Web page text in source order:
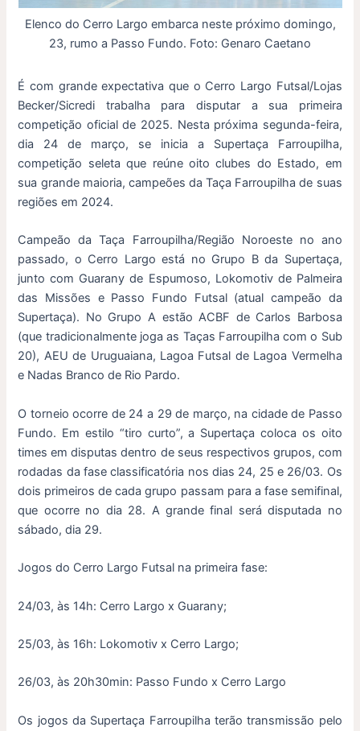
Elenco do Cerro Largo embarca neste próximo domingo,
23, rumo a Passo Fundo. Foto: Genaro Caetano
É com grande expectativa que o Cerro Largo Futsal/Lojas
Becker/Sicredi trabalha para disputar a sua primeira
competição oficial de 2025. Nesta próxima segunda-feira,
dia 24 de março, se inicia a Supertaça Farroupilha,
competição seleta que reúne oito clubes do Estado, em
sua grande maioria, campeões da Taça Farroupilha de suas
regiões em 2024.
Campeão da Taça Farroupilha/Região Noroeste no ano
passado, o Cerro Largo está no Grupo B da Supertaça,
junto com Guarany de Espumoso, Lokomotiv de Palmeira
das Missões e Passo Fundo Futsal (atual campeão da
Supertaça). No Grupo A estão ACBF de Carlos Barbosa
(que tradicionalmente joga as Taças Farroupilha com o Sub
20), AEU de Uruguaiana, Lagoa Futsal de Lagoa Vermelha
e Nadas Branco de Rio Pardo.
O torneio ocorre de 24 a 29 de março, na cidade de Passo
Fundo. Em estilo “tiro curto”, a Supertaça coloca os oito
times em disputas dentro de seus respectivos grupos, com
rodadas da fase classificatória nos dias 24, 25 e 26/03. Os
dois primeiros de cada grupo passam para a fase semifinal,
que ocorre no dia 28. A grande final será disputada no
sábado, dia 29.
Jogos do Cerro Largo Futsal na primeira fase:
24/03, às 14h: Cerro Largo x Guarany;
25/03, às 16h: Lokomotiv x Cerro Largo;
26/03, às 20h30min: Passo Fundo x Cerro Largo
Os jogos da Supertaça Farroupilha terão transmissão pelo